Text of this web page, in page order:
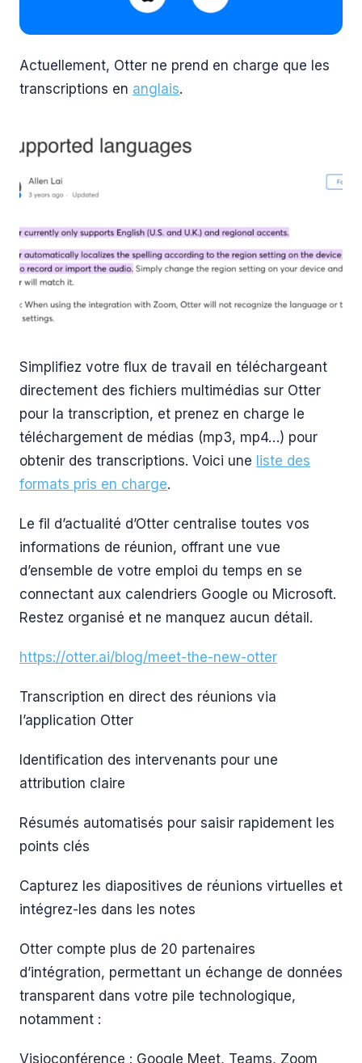
Actuellement, Otter ne prend en charge que les
transcriptions en anglais.
Simplifiez votre flux de travail en téléchargeant
directement des fichiers multimédias sur Otter
pour la transcription, et prenez en charge le
téléchargement de médias (mp3, mp4…) pour
obtenir des transcriptions. Voici une liste des
formats pris en charge.
Le fil d’actualité d’Otter centralise toutes vos
informations de réunion, offrant une vue
d’ensemble de votre emploi du temps en se
connectant aux calendriers Google ou Microsoft.
Restez organisé et ne manquez aucun détail.
https://otter.ai/blog/meet-the-new-otter
Transcription en direct des réunions via
l’application Otter
Identification des intervenants pour une
attribution claire
Résumés automatisés pour saisir rapidement les
points clés
Capturez les diapositives de réunions virtuelles et
intégrez-les dans les notes
Otter compte plus de 20 partenaires
d’intégration, permettant un échange de données
transparent dans votre pile technologique,
notamment :
Visioconférence : Google Meet, Teams, Zoom